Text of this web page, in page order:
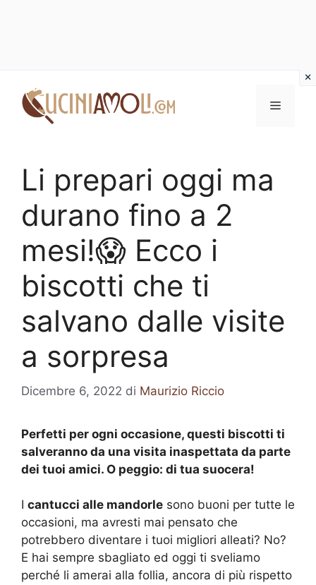
contenuto
Menu
Li prepari oggi ma
durano fino a 2
mesi!😱 Ecco i
biscotti che ti
salvano dalle visite
a sorpresa
Dicembre 6, 2022 di Maurizio Riccio
Perfetti per ogni occasione, questi biscotti ti
salveranno da una visita inaspettata da parte
dei tuoi amici. O peggio: di tua suocera!
I cantucci alle mandorle sono buoni per tutte le
occasioni, ma avresti mai pensato che
potrebbero diventare i tuoi migliori alleati? No?
E hai sempre sbagliato ed oggi ti sveliamo
perché li amerai alla follia, ancora di più rispetto